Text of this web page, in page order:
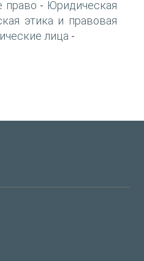
право - Юридическая
этика и правовая
лица -